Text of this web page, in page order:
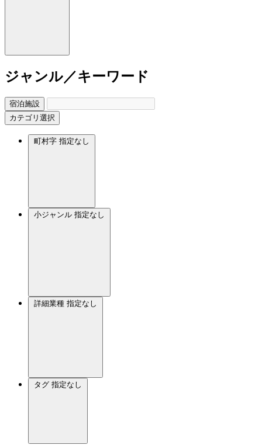
ジャンル／キーワード
宿泊施設
カテゴリ選択
町村字 指定なし
小ジャンル 指定なし
詳細業種 指定なし
タグ 指定なし